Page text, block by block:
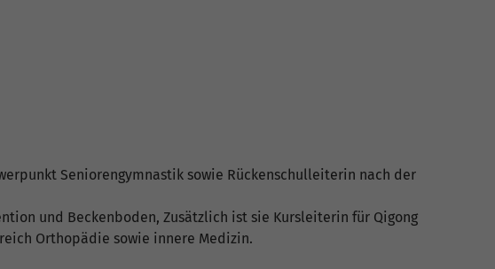
Seniorengymnastik sowie Rückenschulleiterin nach der
und Beckenboden, Zusätzlich ist sie Kursleiterin für Qigong
Orthopädie sowie innere Medizin.